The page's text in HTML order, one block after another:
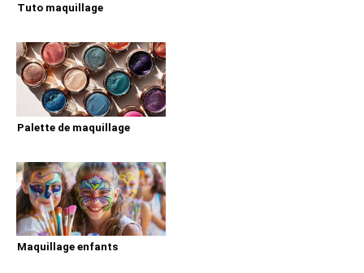
Tuto maquillage
Palette de maquillage
Maquillage enfants